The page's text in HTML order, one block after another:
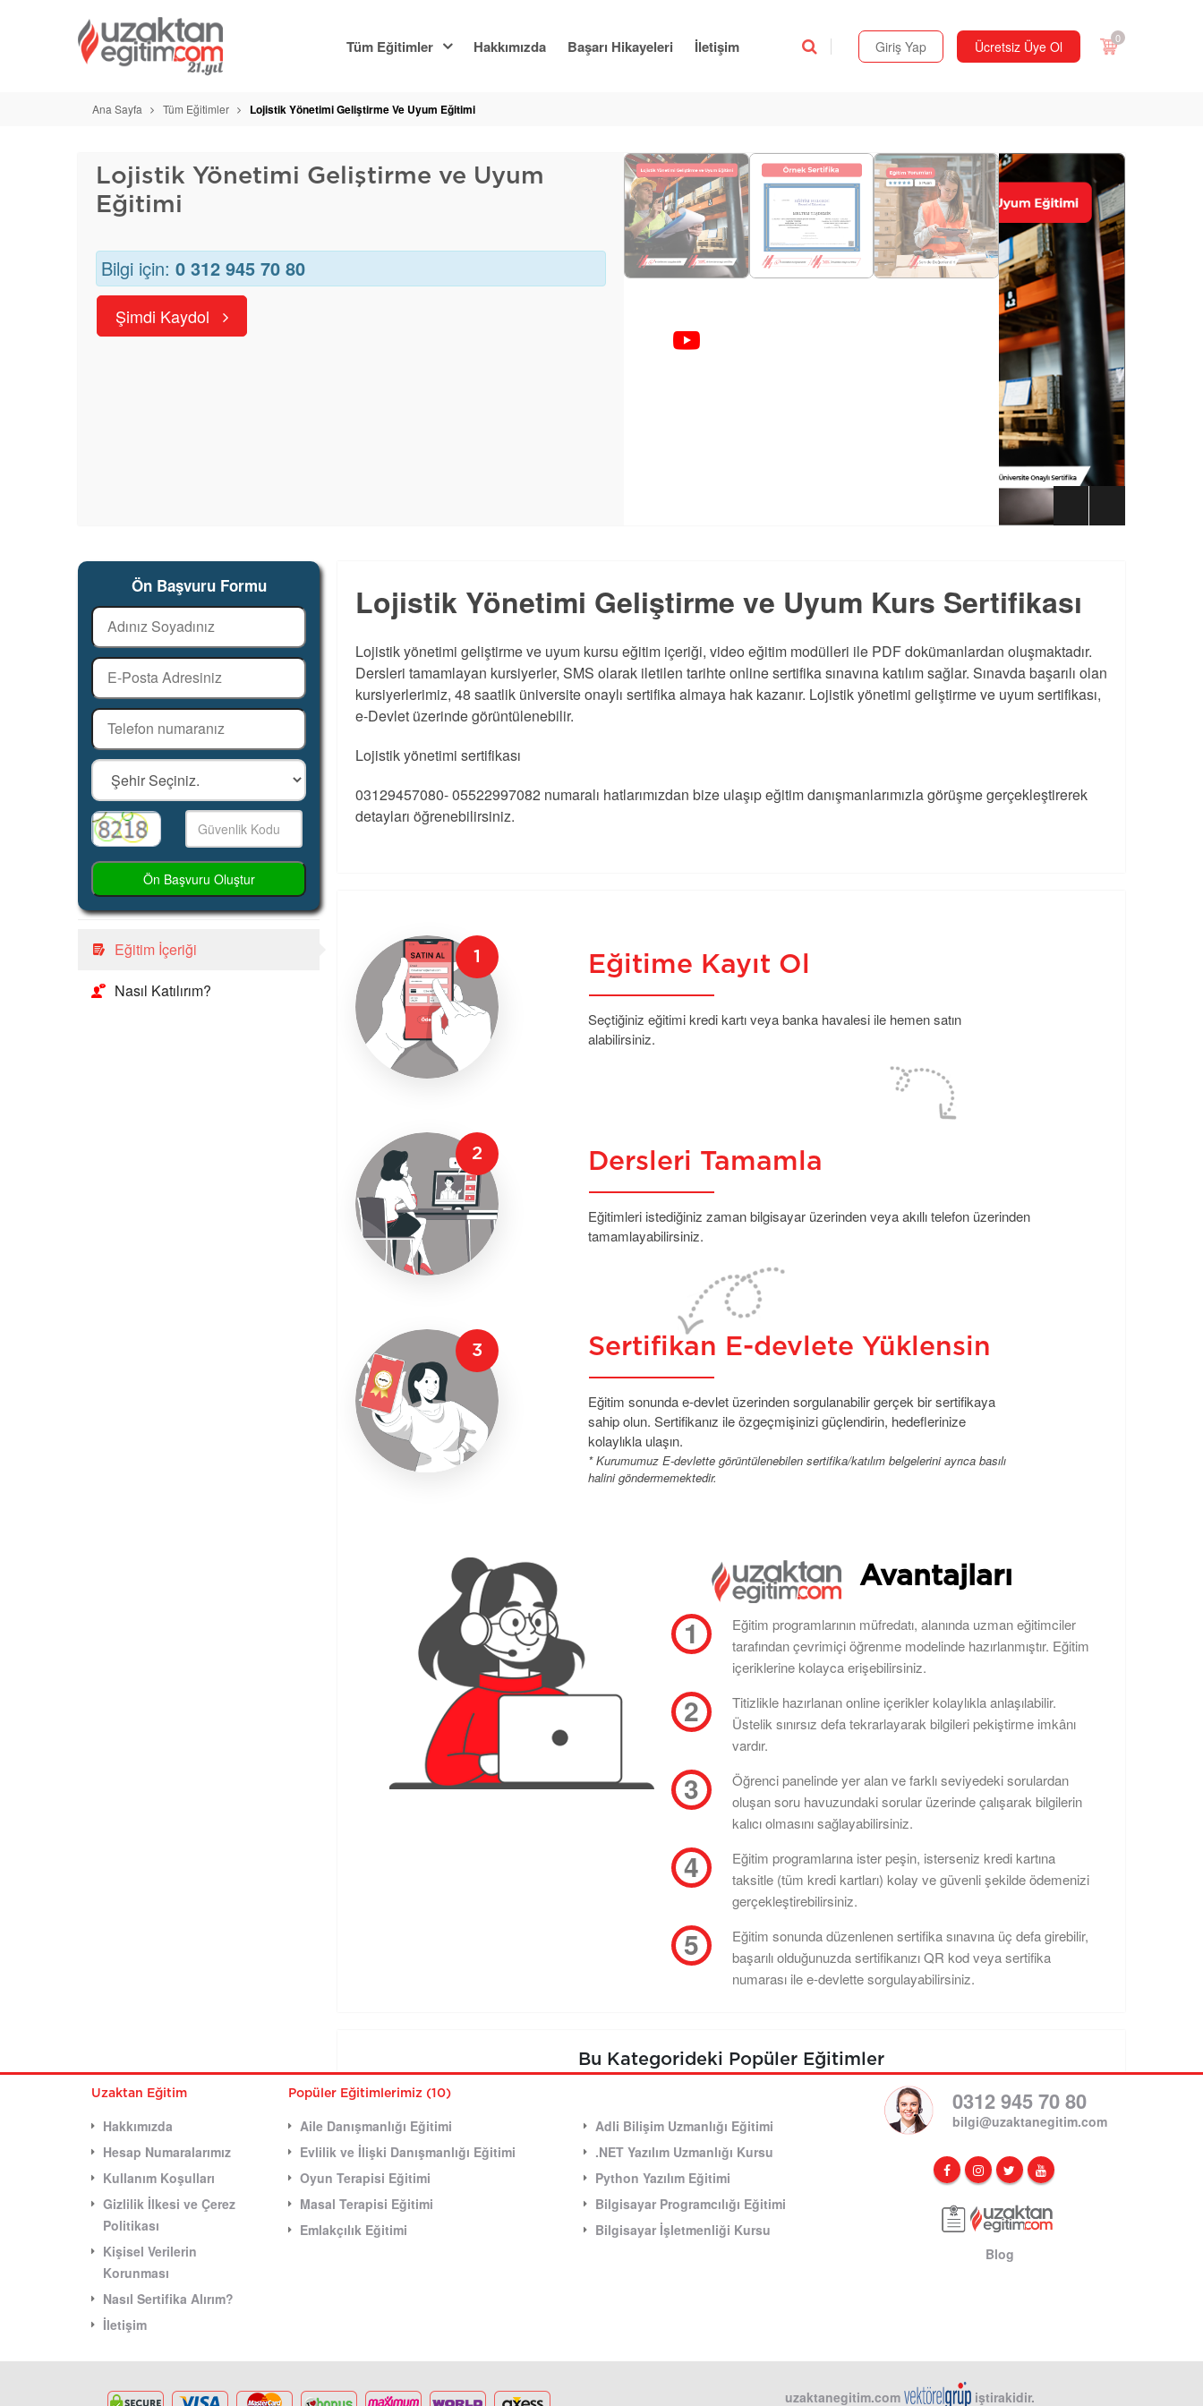
Tüm Eğitimler Hakkımızda Başarı Hikayeleri İletişim Giriş Yap Ücretsiz Üye Ol 0
Ana Sayfa Tüm Eğitimler Lojistik Yönetimi Geliştirme Ve Uyum Eğitimi
Lojistik Yönetimi Geliştirme ve Uyum
Eğitimi
Bilgi için: 0 312 945 70 80
Şimdi Kaydol
Ön Başvuru Formu
Ön Başvuru Oluştur
Eğitim İçeriği
Nasıl Katılırım?
Lojistik Yönetimi Geliştirme ve Uyum Kurs Sertifikası
Lojistik yönetimi geliştirme ve uyum kursu eğitim içeriği, video eğitim modülleri ile PDF dokümanlardan oluşmaktadır.
Dersleri tamamlayan kursiyerler, SMS olarak iletilen tarihte online sertifika sınavına katılım sağlar. Sınavda başarılı olan
kursiyerlerimiz, 48 saatlik üniversite onaylı sertifika almaya hak kazanır. Lojistik yönetimi geliştirme ve uyum sertifikası,
e-Devlet üzerinde görüntülenebilir.
Lojistik yönetimi sertifikası
03129457080- 05522997082 numaralı hatlarımızdan bize ulaşıp eğitim danışmanlarımızla görüşme gerçekleştirerek
detayları öğrenebilirsiniz.
Eğitime Kayıt Ol
Seçtiğiniz eğitimi kredi kartı veya banka havalesi ile hemen satın
alabilirsiniz.
Dersleri Tamamla
Eğitimleri istediğiniz zaman bilgisayar üzerinden veya akıllı telefon üzerinden
tamamlayabilirsiniz.
Sertifikan E-devlete Yüklensin
Eğitim sonunda e-devlet üzerinden sorgulanabilir gerçek bir sertifikaya
sahip olun. Sertifikanız ile özgeçmişinizi güçlendirin, hedeflerinize
kolaylıkla ulaşın.
* Kurumumuz E-devlette görüntülenebilen sertifika/katılım belgelerini ayrıca basılı
halini göndermemektedir.
Avantajları
Eğitim programlarının müfredatı, alanında uzman eğitimciler
tarafından çevrimiçi öğrenme modelinde hazırlanmıştır. Eğitim
içeriklerine kolayca erişebilirsiniz.
Titizlikle hazırlanan online içerikler kolaylıkla anlaşılabilir.
Üstelik sınırsız defa tekrarlayarak bilgileri pekiştirme imkânı
vardır.
Öğrenci panelinde yer alan ve farklı seviyedeki sorulardan
oluşan soru havuzundaki sorular üzerinde çalışarak bilgilerin
kalıcı olmasını sağlayabilirsiniz.
Eğitim programlarına ister peşin, isterseniz kredi kartına
taksitle (tüm kredi kartları) kolay ve güvenli şekilde ödemenizi
gerçekleştirebilirsiniz.
Eğitim sonunda düzenlenen sertifika sınavına üç defa girebilir,
başarılı olduğunuzda sertifikanızı QR kod veya sertifika
numarası ile e-devlette sorgulayabilirsiniz.
Bu Kategorideki Popüler Eğitimler
Uzaktan Eğitim
Hakkımızda
Hesap Numaralarımız
Kullanım Koşulları
Gizlilik İlkesi ve Çerez
Politikası
Kişisel Verilerin
Korunması
Nasıl Sertifika Alırım?
İletişim
Popüler Eğitimlerimiz (10)
Aile Danışmanlığı Eğitimi
Evlilik ve İlişki Danışmanlığı Eğitimi
Oyun Terapisi Eğitimi
Masal Terapisi Eğitimi
Emlakçılık Eğitimi
Adli Bilişim Uzmanlığı Eğitimi
.NET Yazılım Uzmanlığı Kursu
Python Yazılım Eğitimi
Bilgisayar Programcılığı Eğitimi
Bilgisayar İşletmenliği Kursu
0312 945 70 80
bilgi@uzaktanegitim.com
Blog
uzaktanegitim.com iştirakidir.